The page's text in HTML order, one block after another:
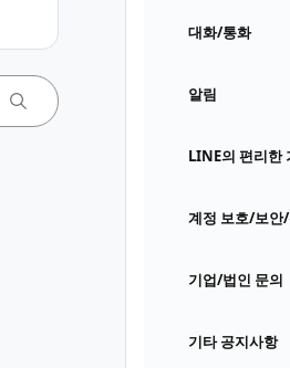
대화/통화
알림
LINE의 편리한
계정 보호/보안
기업/법인 문의
기타 공지사항